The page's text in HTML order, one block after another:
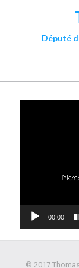
Député
00:00
© 2017